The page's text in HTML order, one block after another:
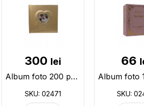
300 lei
Album foto 200 poze 10*15cm de Nunta 02471
SKU: 02471
66
SKU: